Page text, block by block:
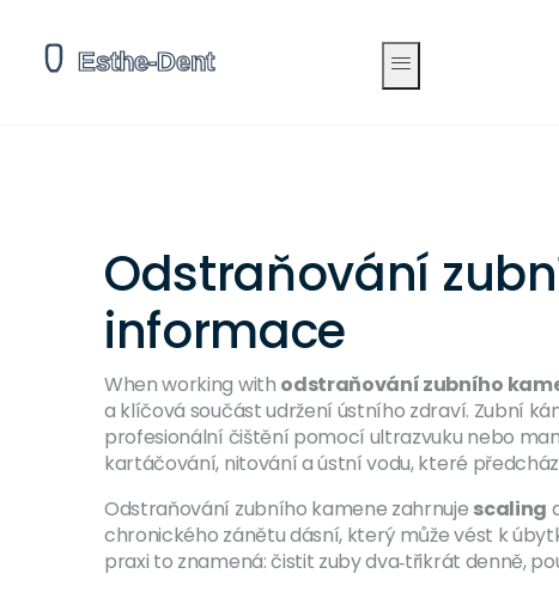
Odstraňování
informace
When working with odstraňování zubního
a klíčová součást udržení ústního zdraví. Zubní
profesionální čištění pomocí ultrazvuku nebo
kartáčování, nitování a ústní vodu, které
Odstraňování zubního kamene zahrnuje scaling
chronického zánětu dásní, který může vést k
praxi to znamená: čistit zuby dva‑třikrát denně,